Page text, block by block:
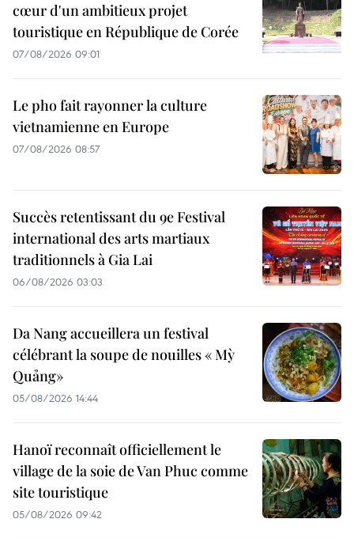
cœur d'un ambitieux projet
touristique en République de Corée
07/08/2026 09:01
Le pho fait rayonner la culture
vietnamienne en Europe
07/08/2026 08:57
Succès retentissant du 9e Festival
international des arts martiaux
traditionnels à Gia Lai
06/08/2026 03:03
Da Nang accueillera un festival
célébrant la soupe de nouilles « Mỳ
Quảng»
05/08/2026 14:44
Hanoï reconnaît officiellement le
village de la soie de Van Phuc comme
site touristique
05/08/2026 09:42